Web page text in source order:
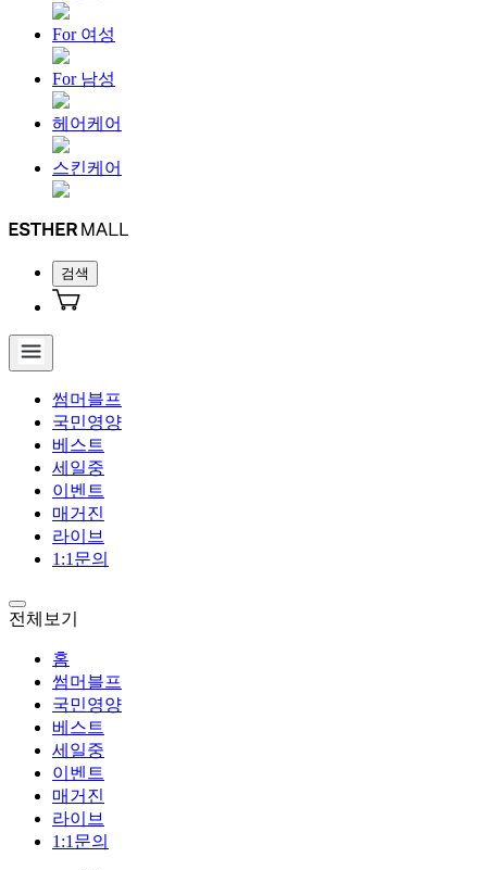
For 여성
For 남성
헤어케어
스킨케어
검색
썸머블프
국민영양
베스트
세일중
이벤트
매거진
라이브
1:1문의
전체보기
홈
썸머블프
국민영양
베스트
세일중
이벤트
매거진
라이브
1:1문의